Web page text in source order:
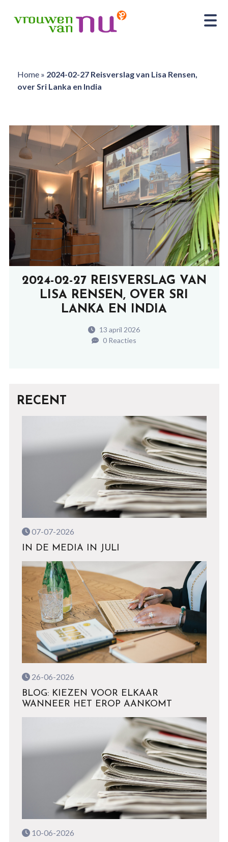
Home» 2024-02-27 Reisverslag van Lisa Rensen,
over Sri Lanka en India
2024-02-27 REISVERSLAG VAN
LISA RENSEN, OVER SRI
LANKA EN INDIA
13 april 2026
0 Reacties
RECENT
07-07-2026
IN DE MEDIA IN JULI
26-06-2026
BLOG: KIEZEN VOOR ELKAAR
WANNEER HET EROP AANKOMT
10-06-2026